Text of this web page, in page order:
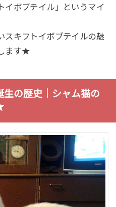
イボブテイル」というマイ
スキフトイボブテイルの魅
ます★
生の歴史｜シャム猫の